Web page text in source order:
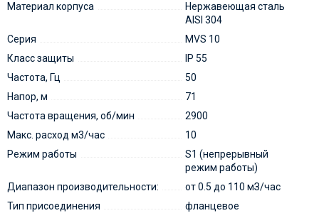
Материал корпуса
Нержавеющая сталь
AISI 304
Серия
MVS 10
Класс защиты
IP 55
Частота, Гц
50
Напор, м
71
Частота вращения, об/мин
2900
Макс. расход м3/час
10
Режим работы
S1 (непрерывный
режим работы)
Диапазон производительности:
от 0.5 до 110 мЗ/час
Тип присоединения
фланцевое